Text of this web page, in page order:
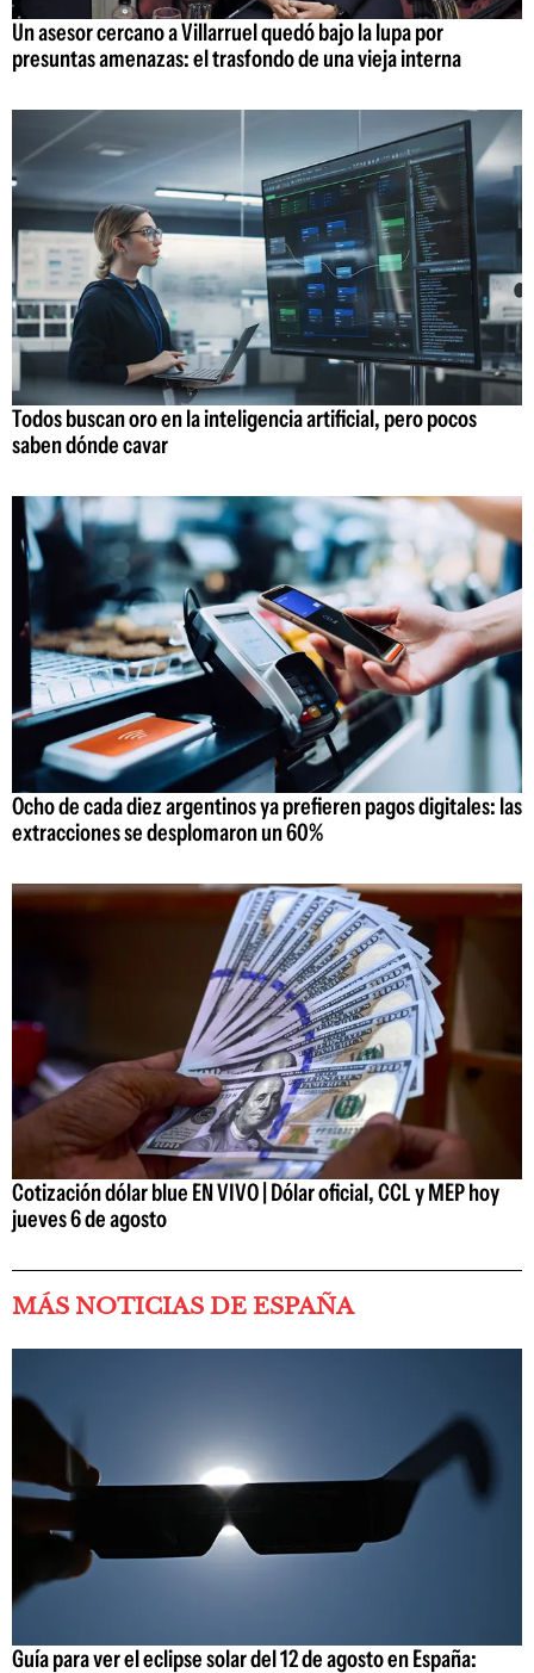
Un asesor cercano a Villarruel quedó bajo la lupa por
presuntas amenazas: el trasfondo de una vieja interna
Todos buscan oro en la inteligencia artificial, pero pocos
saben dónde cavar
Ocho de cada diez argentinos ya prefieren pagos digitales: las
extracciones se desplomaron un 60%
Cotización dólar blue EN VIVO | Dólar oficial, CCL y MEP hoy
jueves 6 de agosto
MÁS NOTICIAS DE ESPAÑA
Guía para ver el eclipse solar del 12 de agosto en España: